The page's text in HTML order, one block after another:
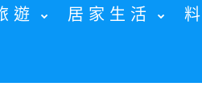
遊 居家生活